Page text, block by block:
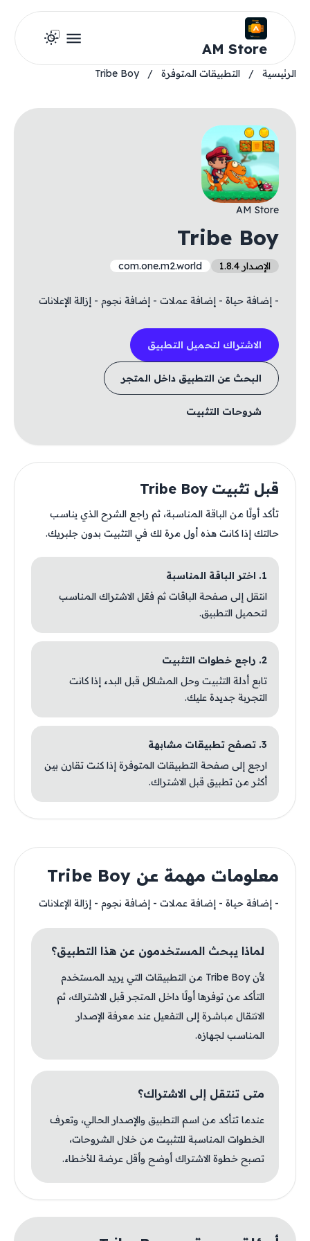
AM Store
الرئيسية / التطبيقات المتوفرة /
Tribe Boy
AM Store
Tribe Boy
الإصدار 1.8.4 com.one.m2.world
- إضافة حياة - إضافة عملات - إضافة نجوم - إزالة الإعلانات
الاشتراك لتحميل التطبيق
البحث عن التطبيق داخل المتجر
شروحات التثبيت
قبل تثبيت Tribe Boy
تأكد أولًا من الباقة المناسبة، ثم راجع الشرح الذي يناسب
حالتك إذا كانت هذه أول مرة لك في التثبيت بدون جلبريك.
1. اختر الباقة المناسبة
انتقل إلى صفحة الباقات ثم فعّل الاشتراك المناسب
لتحميل التطبيق.
2. راجع خطوات التثبيت
تابع أدلة التثبيت وحل المشاكل قبل البدء إذا كانت
التجربة جديدة عليك.
3. تصفح تطبيقات مشابهة
ارجع إلى صفحة التطبيقات المتوفرة إذا كنت تقارن بين
أكثر من تطبيق قبل الاشتراك.
معلومات مهمة عن Tribe Boy
- إضافة حياة - إضافة عملات - إضافة نجوم - إزالة الإعلانات
لماذا يبحث المستخدمون عن هذا التطبيق؟
لأن Tribe Boy من التطبيقات التي يريد المستخدم
التأكد من توفرها أولًا داخل المتجر قبل الاشتراك، ثم
الانتقال مباشرة إلى التفعيل عند معرفة الإصدار
المناسب لجهازه.
متى تنتقل إلى الاشتراك؟
عندما تتأكد من اسم التطبيق والإصدار الحالي، وتعرف
الخطوات المناسبة للتثبيت من خلال الشروحات،
تصبح خطوة الاشتراك أوضح وأقل عرضة للأخطاء.